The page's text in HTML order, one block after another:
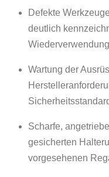
Defekte
deutlich
Wartung der
Scharfe,
gesicherten
vorgesehenen